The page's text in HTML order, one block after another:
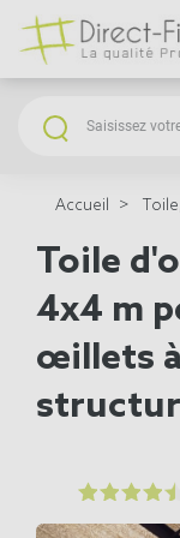
Accueil
Toile
4x4 m
œillets